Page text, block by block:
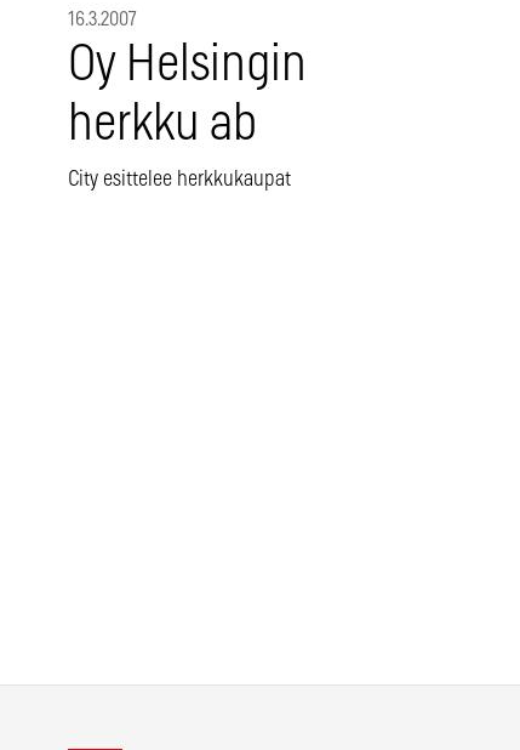
16.3.2007
Oy Helsingin
herkku ab
City esittelee herkkukaupat